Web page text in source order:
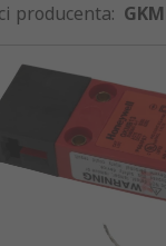
producenta: